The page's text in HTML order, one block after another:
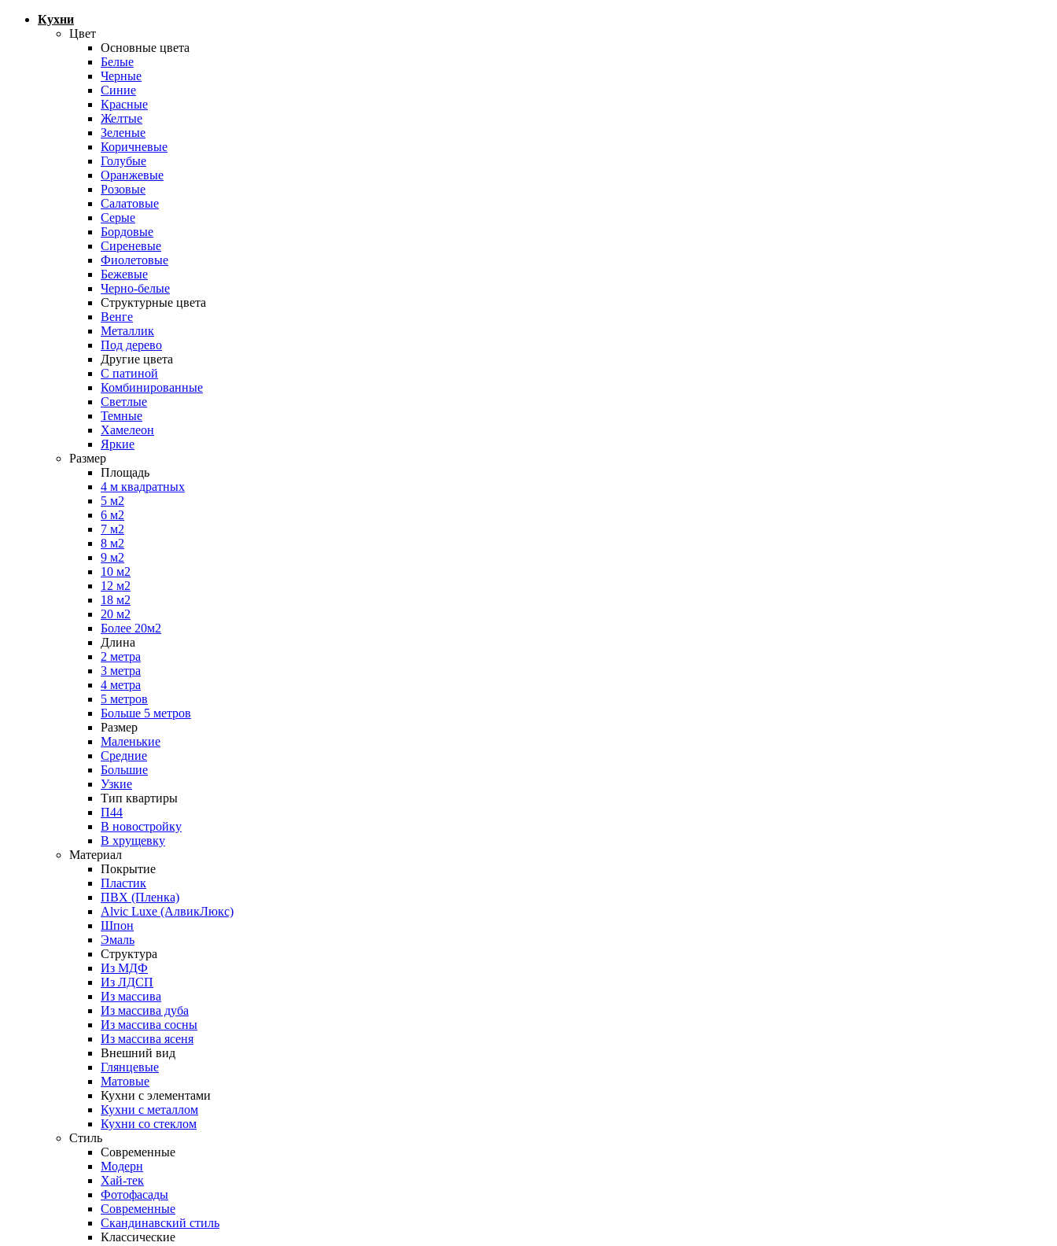
Кухни
Цвет
Основные цвета
Белые
Черные
Синие
Красные
Желтые
Зеленые
Коричневые
Голубые
Оранжевые
Розовые
Салатовые
Серые
Бордовые
Сиреневые
Фиолетовые
Бежевые
Черно-белые
Структурные цвета
Венге
Металлик
Под дерево
Другие цвета
С патиной
Комбинированные
Светлые
Темные
Хамелеон
Яркие
Размер
Площадь
4 м квадратных
5 м2
6 м2
7 м2
8 м2
9 м2
10 м2
12 м2
18 м2
20 м2
Более 20м2
Длина
2 метра
3 метра
4 метра
5 метров
Больше 5 метров
Размер
Маленькие
Средние
Большие
Узкие
Тип квартиры
П44
В новостройку
В хрущевку
Материал
Покрытие
Пластик
ПВХ (Пленка)
Alvic Luxe (АлвикЛюкс)
Шпон
Эмаль
Структура
Из МДФ
Из ЛДСП
Из массива
Из массива дуба
Из массива сосны
Из массива ясеня
Внешний вид
Глянцевые
Матовые
Кухни с элементами
Кухни с металлом
Кухни со стеклом
Стиль
Современные
Модерн
Хай-тек
Фотофасады
Современные
Скандинавский стиль
Классические